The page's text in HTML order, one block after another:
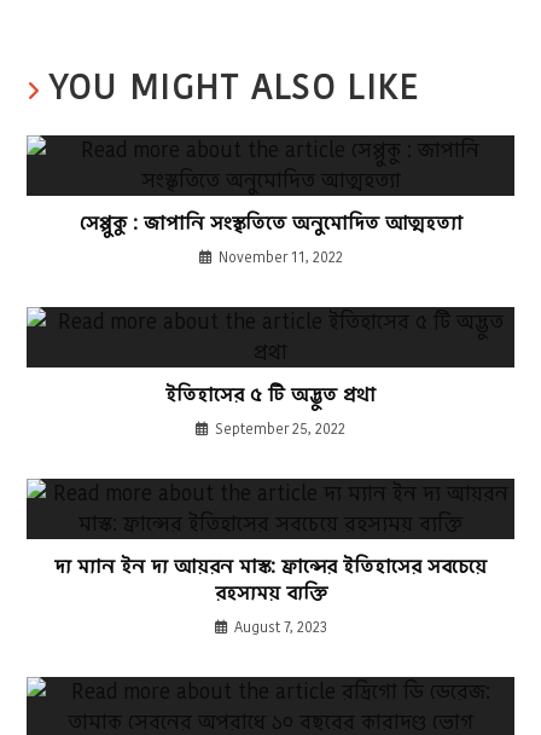
YOU MIGHT ALSO LIKE
সেপ্পুকু : জাপানি সংস্কৃতিতে অনুমোদিত আত্মহত্যা
November 11, 2022
ইতিহাসের ৫ টি অদ্ভুত প্রথা
September 25, 2022
দ্য ম্যান ইন দ্য আয়রন মাস্ক: ফ্রান্সের ইতিহাসের সবচেয়ে
রহস্যময় ব্যক্তি
August 7, 2023